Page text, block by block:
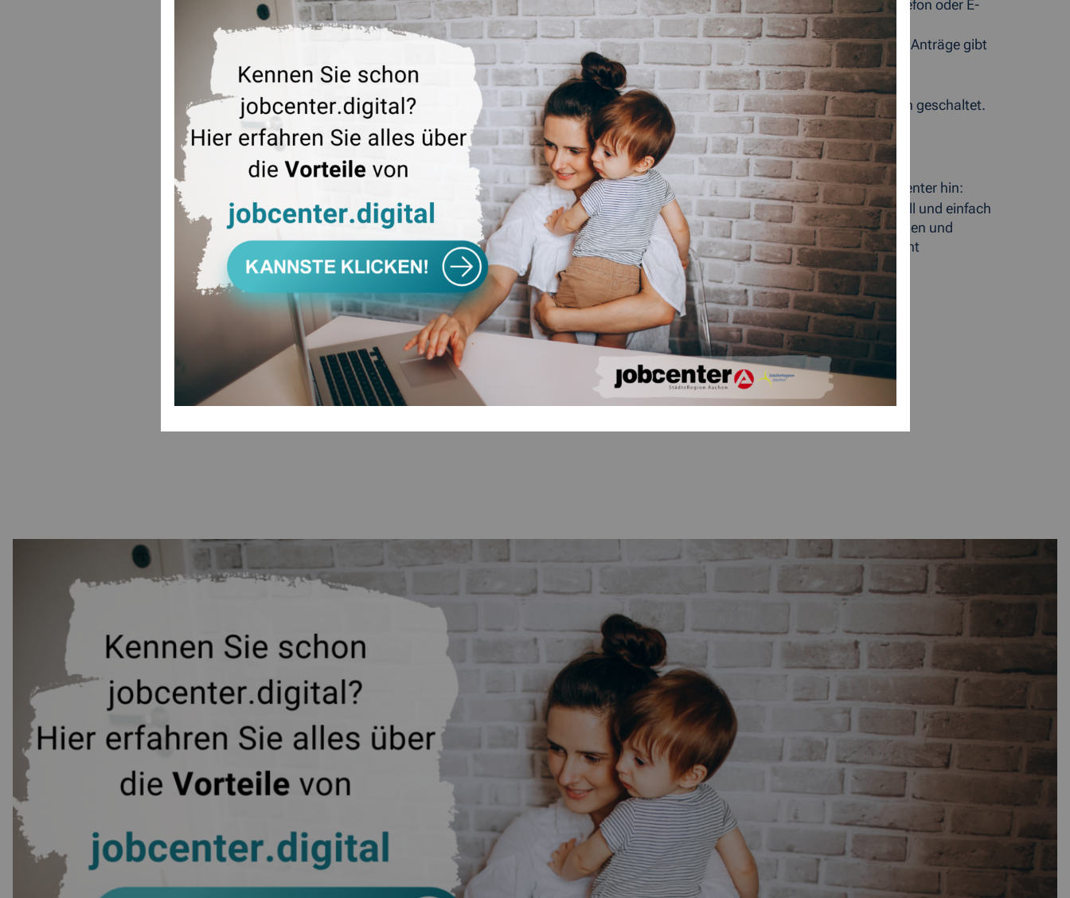
Die Mitarbeiterinnen und Mitarbeiter des Jobcenters melden sich schnellstmöglich, bevorzugt per Telefon oder E-
Mail, um alles Notwendige individuell zu klären.
Aktuelle Informationen, einen Überblick über die Neuregelungen in der Grundsicherung und abrufbare Anträge gibt
es auch unter:
www.arbeitsagentur.de/corona-grundsicherung
Ab sofort ist auch eine bundesweite Sonderhotline für Selbstständige, Freiberufler und alle Betroffenen geschaltet.
Diese lautet: 0800 – 4 5555 23.
Kontaktcenter nutzen
Unabhängig von den gesetzlichen Neuregelungen weist das Jobcenter auf ein verbessertes Kontaktcenter hin:
Unter
www.jobcenter-staedteregion-aachen.de/service können alle Bürgerinnen und Bürger schnell und einfach
in Kontakt mit dem Jobcenter in der StädteRegion Aachen treten: Es kann eine Rückrufbitte hinterlassen und
Unterlagen sowie Anträge direkt online übermittelt werden. Das Einreichen von Originalbelegen ist nicht
erforderlich.
www.jobcenter-staedteregion-aachen.de/service/
ZURÜCK